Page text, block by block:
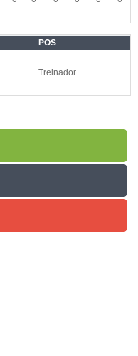
POS
Treinador